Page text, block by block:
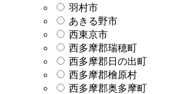
羽村市
あきる野市
西東京市
西多摩郡瑞穂町
西多摩郡日の出町
西多摩郡檜原村
西多摩郡奥多摩町